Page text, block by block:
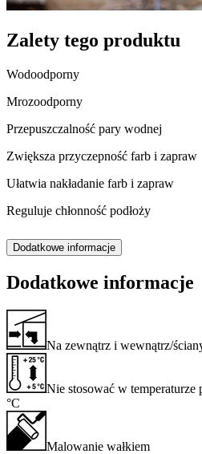
Zalety tego produktu
Wodoodporny
Mrozoodporny
Przepuszczalność pary wodnej
Zwiększa przyczepność farb i zapraw
Ułatwia nakładanie farb i zapraw
Reguluje chłonność podłoży
Dodatkowe informacje
Dodatkowe informacje
Na zewnątrz i wewnątrz/
Nie stosować w
°C
Malowanie wałkiem